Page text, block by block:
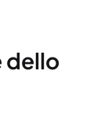
dello